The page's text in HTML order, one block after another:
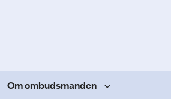
Om ombudsmanden